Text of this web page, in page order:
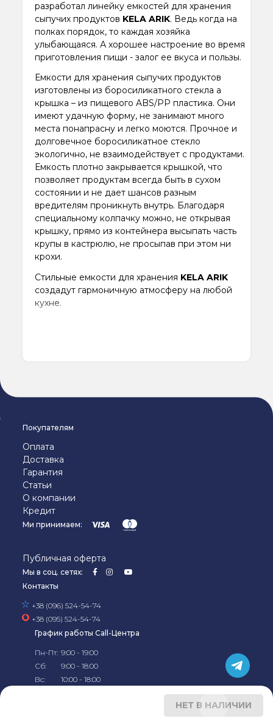
НЕТ В НАЛИЧИИ
разработал линейку емкостей для хранения
сыпучих продуктов KELA ARIK. Ведь когда на
полках порядок, то каждая хозяйка
улыбающаяся. А хорошее настроение во время
приготовления пищи - залог ее вкуса и пользы.
Емкости для хранения сыпучих продуктов
изготовлены из боросиликатного стекла а
крышка – из пищевого ABS/PP пластика. Они
имеют удачную форму, не занимают много
места понапрасну и легко моются. Прочное и
долговечное боросиликатное стекло
экологично, не взаимодействует с продуктами.
Емкость плотно закрывается крышкой, что
позволяет продуктам всегда быть в сухом
состоянии и не дает шансов разным
вредителям проникнуть внутрь. Благодаря
специальному колпачку можно, не открывая
крышку, прямо из контейнера высыпать часть
крупы в кастрюлю, не просыпав при этом ни
крохи.
Стильные емкости для хранения KELA ARIK
создадут гармоничную атмосферу на любой
кухне.
Покупателям
Оплата
Доставка
Гарантия
Статьи
О компании
Кредит
Ми принимаем:
Публичная оферта
Мы в соц. сетях:
Контакты
+38 (096) 524-54-74
+38 (095) 524-54-74
График работы Call-Центра
Пн-Пт:
Сб:
Вс:
9:00 - 19:00
9:00 - 18:00
10:00 - 18:00